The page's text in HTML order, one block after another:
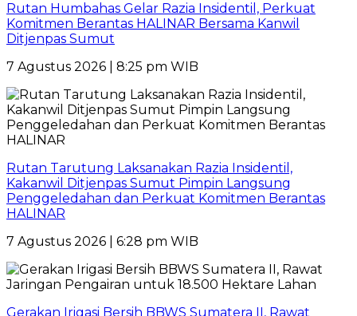
Rutan Humbahas Gelar Razia Insidentil, Perkuat
Komitmen Berantas HALINAR Bersama Kanwil
Ditjenpas Sumut
7 Agustus 2026 | 8:25 pm WIB
Rutan Tarutung Laksanakan Razia Insidentil,
Kakanwil Ditjenpas Sumut Pimpin Langsung
Penggeledahan dan Perkuat Komitmen Berantas
HALINAR
7 Agustus 2026 | 6:28 pm WIB
Gerakan Irigasi Bersih BBWS Sumatera II, Rawat